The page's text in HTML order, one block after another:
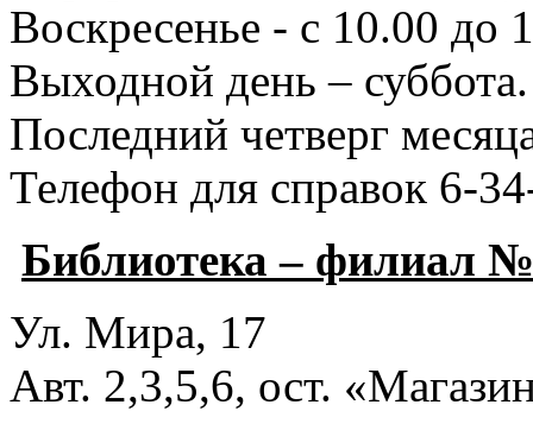
Воскресенье - с 10.00 до
Выходной день – суббота.
Последний четверг
Телефон для справок 6-
Библиотека – филиал
Ул. Мира, 17
Авт. 2,3,5,6, ост.